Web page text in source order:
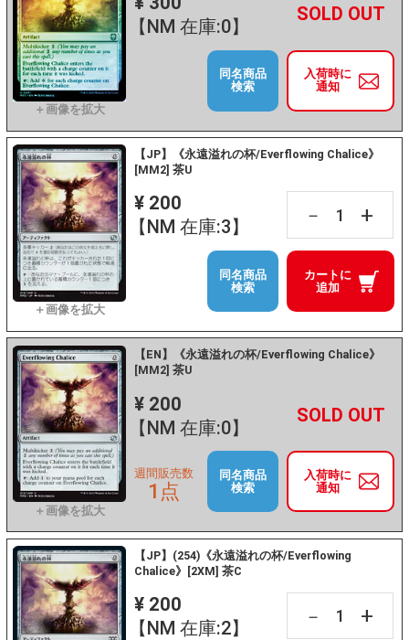
【NM 在庫:0】
－ +
入荷時に
通知
同名商品
検索
【JP】《永遠溢れの杯/Everflowing Chalice》
[MM2] 茶U
¥ 200
【NM 在庫:3】
－ +
カートに
追加
同名商品
検索
【EN】《永遠溢れの杯/Everflowing Chalice》
[MM2] 茶U
¥ 200
【NM 在庫:0】
－ +
入荷時に
通知
週間販売数
1点
同名商品
検索
【JP】(254)《永遠溢れの杯/Everflowing
Chalice》[2XM] 茶C
¥ 200
【NM 在庫:2】
－ +